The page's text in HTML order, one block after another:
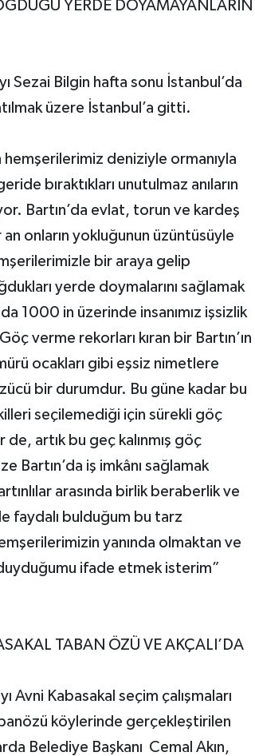
YERDE DOYAMAYANLARIN
Sezai Bilgin hafta sonu İstanbul’da
üzere İstanbul’a gitti.
hemşerilerimiz deniziyle ormanıyla
bıraktıkları unutulmaz anıların
Bartın’da evlat, torun ve kardeş
onların yokluğunun üzüntüsüyle
bir araya gelip
yerde doymalarını sağlamak
1000 in üzerinde insanımız işsizlik
verme rekorları kıran bir Bartın’ın
ocakları gibi eşsiz nimetlere
bir durumdur. Bu güne kadar bu
seçilemediği için sürekli göç
artık bu geç kalınmış göç
Bartın’da iş imkânı sağlamak
arasında birlik beraberlik ve
faydalı bulduğum bu tarz
yanında olmaktan ve
ifade etmek isterim”
TABAN ÖZÜ VE AKÇALI’DA
Kabasakal seçim çalışmaları
köylerinde gerçekleştirilen
Belediye Başkanı Cemal Akın,